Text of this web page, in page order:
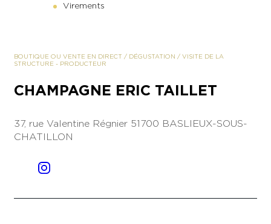
Virements
BOUTIQUE OU VENTE EN DIRECT / DÉGUSTATION / VISITE DE LA
STRUCTURE - PRODUCTEUR
CHAMPAGNE ERIC TAILLET
37, rue Valentine Régnier 51700 BASLIEUX-SOUS-
CHATILLON